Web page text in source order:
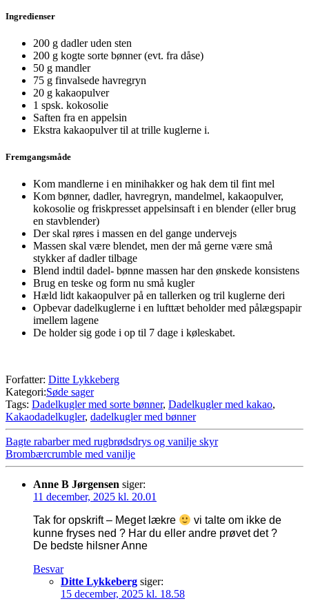
Ingredienser
200 g dadler uden sten
200 g kogte sorte bønner (evt. fra dåse)
50 g mandler
75 g finvalsede havregryn
20 g kakaopulver
1 spsk. kokosolie
Saften fra en appelsin
Ekstra kakaopulver til at trille kuglerne i.
Fremgangsmåde
Kom mandlerne i en minihakker og hak dem til fint mel
Kom bønner, dadler, havregryn, mandelmel, kakaopulver,
kokosolie og friskpresset appelsinsaft i en blender (eller brug
en stavblender)
Der skal røres i massen en del gange undervejs
Massen skal være blendet, men der må gerne være små
stykker af dadler tilbage
Blend indtil dadel- bønne massen har den ønskede konsistens
Brug en teske og form nu små kugler
Hæld lidt kakaopulver på en tallerken og tril kuglerne deri
Opbevar dadelkuglerne i en lufttæt beholder med pålægspapir
imellem lagene
De holder sig gode i op til 7 dage i køleskabet.
Forfatter: Ditte Lykkeberg
Kategori:Søde sager
Tags: Dadelkugler med sorte bønner, Dadelkugler med kakao,
Kakaodadelkugler, dadelkugler med bønner
Bagte rabarber med rugbrødsdrys og vanilje skyr
Brombærcrumble med vanilje
Anne B Jørgensen siger:
11 december, 2025 kl. 20.01
Tak for opskrift – Meget lækre
vi talte om ikke de
kunne fryses ned ? Har du eller andre prøvet det ?
De bedste hilsner Anne
Besvar
Ditte Lykkeberg siger:
15 december, 2025 kl. 18.58